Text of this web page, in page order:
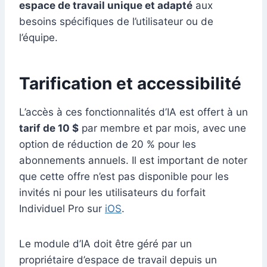
espace de travail unique et adapté aux
besoins spécifiques de l’utilisateur ou de
l’équipe.
Tarification et accessibilité
L’accès à ces fonctionnalités d’IA est offert à un
tarif de 10 $ par membre et par mois, avec une
option de réduction de 20 % pour les
abonnements annuels. Il est important de noter
que cette offre n’est pas disponible pour les
invités ni pour les utilisateurs du forfait
Individuel Pro sur iOS.
Le module d’IA doit être géré par un
propriétaire d’espace de travail depuis un